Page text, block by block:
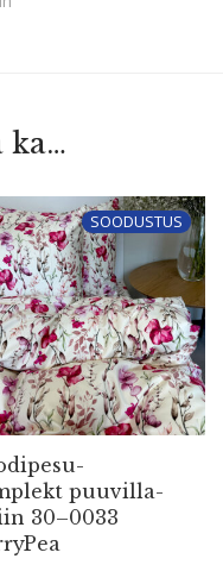
ka…
kuni 63,90 €
SOODUSTUS
puuvil­la­
30–0033